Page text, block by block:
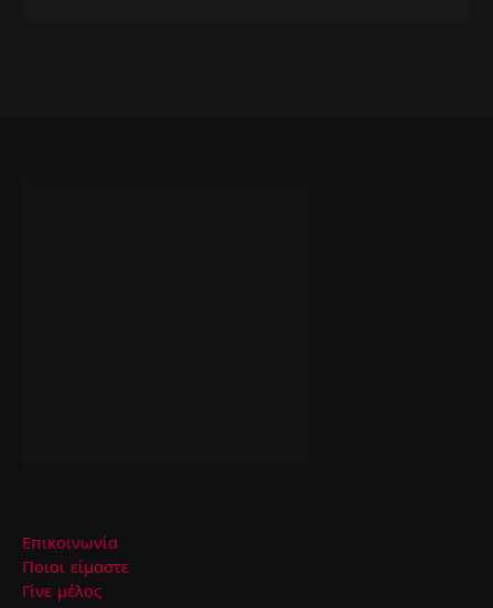
Επικοινωνία
Ποιοι είμαστε
Γίνε μέλος